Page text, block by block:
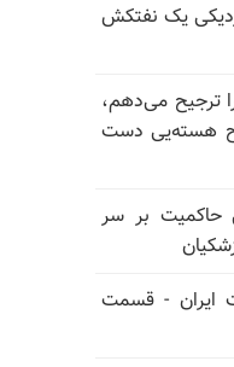
یک نفتکش
ترجیح می‌دهم،
هسته‌یی دست
بر سر
ایران - قسمت